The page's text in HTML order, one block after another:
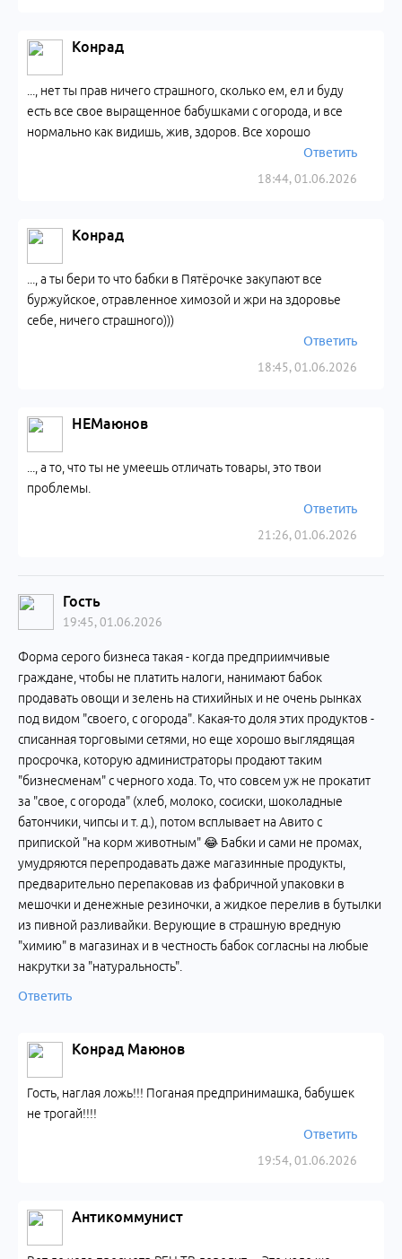
Конрад
18:44, 01.06.2026
..., нет ты прав ничего страшного, сколько ем, ел и буду
есть все свое выращенное бабушками с огорода, и все
нормально как видишь, жив, здоров. Все хорошо
Ответить
Конрад
18:45, 01.06.2026
..., а ты бери то что бабки в Пятёрочке закупают все
буржуйское, отравленное химозой и жри на здоровье
себе, ничего страшного)))
Ответить
НЕМаюнов
21:26, 01.06.2026
..., а то, что ты не умеешь отличать товары, это твои
проблемы.
Ответить
Гость
19:45, 01.06.2026
Форма серого бизнеса такая - когда предприимчивые
граждане, чтобы не платить налоги, нанимают бабок
продавать овощи и зелень на стихийных и не очень рынках
под видом "своего, с огорода". Какая-то доля этих продуктов -
списанная торговыми сетями, но еще хорошо выглядящая
просрочка, которую администраторы продают таким
"бизнесменам" с черного хода. То, что совсем уж не прокатит
за "свое, с огорода" (хлеб, молоко, сосиски, шоколадные
батончики, чипсы и т. д.), потом всплывает на Авито с
припиской "на корм животным" 😂 Бабки и сами не промах,
умудряются перепродавать даже магазинные продукты,
предварительно перепаковав из фабричной упаковки в
мешочки и денежные резиночки, а жидкое перелив в бутылки
из пивной разливайки. Верующие в страшную вредную
"химию" в магазинах и в честность бабок согласны на любые
накрутки за "натуральность".
Ответить
Конрад Маюнов
19:54, 01.06.2026
Гость, наглая ложь!!! Поганая предпринимашка, бабушек
не трогай!!!!
Ответить
Антикоммунист